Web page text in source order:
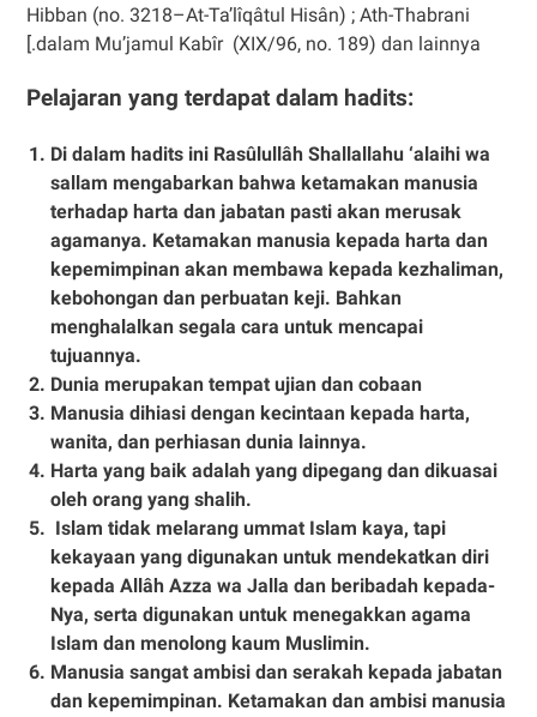
Hibban (no. 3218–At-Ta’lîqâtul Hisân) ; Ath-Thabrani
dalam Mu’jamul Kabîr (XIX/96, no. 189) dan lainnya.]
Pelajaran yang terdapat dalam hadits:
Di dalam hadits ini Rasûlullâh Shallallahu ‘alaihi wa
sallam mengabarkan bahwa ketamakan manusia
terhadap harta dan jabatan pasti akan merusak
agamanya. Ketamakan manusia kepada harta dan
kepemimpinan akan membawa kepada kezhaliman,
kebohongan dan perbuatan keji. Bahkan
menghalalkan segala cara untuk mencapai
tujuannya.
Dunia merupakan tempat ujian dan cobaan
Manusia dihiasi dengan kecintaan kepada harta,
wanita, dan perhiasan dunia lainnya.
Harta yang baik adalah yang dipegang dan dikuasai
oleh orang yang shalih.
Islam tidak melarang ummat Islam kaya, tapi
kekayaan yang digunakan untuk mendekatkan diri
kepada Allâh Azza wa Jalla dan beribadah kepada-
Nya, serta digunakan untuk menegakkan agama
Islam dan menolong kaum Muslimin.
Manusia sangat ambisi dan serakah kepada jabatan
dan kepemimpinan. Ketamakan dan ambisi manusia